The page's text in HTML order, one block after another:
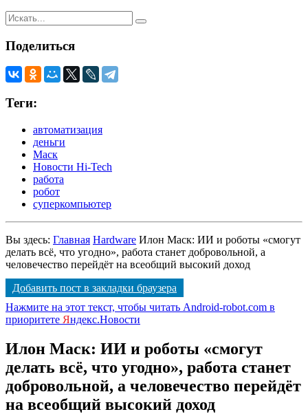
Поделиться
Теги:
автоматизация
деньги
Маск
Новости Hi-Tech
работа
робот
суперкомпьютер
Вы здесь: Главная Hardware Илон Маск: ИИ и роботы «смогут
делать всё, что угодно», работа станет добровольной, а
человечество перейдёт на всеобщий высокий доход
Добавить пост в закладки браузера
Нажмите на этот текст, чтобы читать Android-robot.com в
приоритете Яндекс.Новости
Илон Маск: ИИ и роботы «смогут
делать всё, что угодно», работа станет
добровольной, а человечество перейдёт
на всеобщий высокий доход